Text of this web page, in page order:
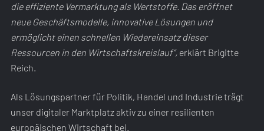
die effiziente Vermarktung als Wertstoffe. Das eröffnet
neue Geschäftsmodelle, innovative Lösungen und
ermöglicht einen schnellen Wiedereinsatz dieser
Ressourcen in den Wirtschaftskreislauf“, erklärt Brigitte
Reich.
Als Lösungspartner für Politik, Handel und Industrie trägt
unser digitaler Marktplatz aktiv zu einer resilienten
europäischen Wirtschaft bei.